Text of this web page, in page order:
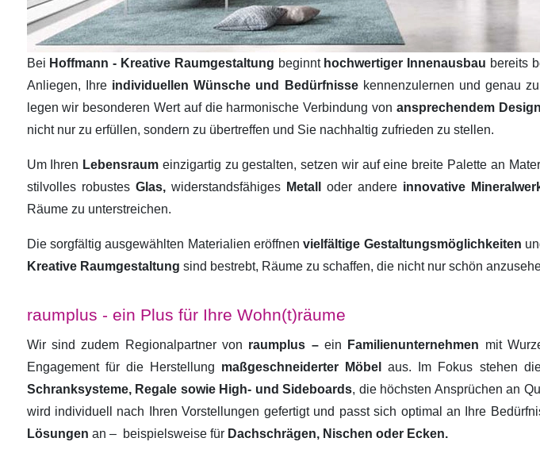
Bei Hoffmann - Kreative Raumgestaltung beginnt hochwertiger Innenausbau bereits
Anliegen, Ihre individuellen Wünsche und Bedürfnisse kennenzulernen und genau
legen wir besonderen Wert auf die harmonische Verbindung von ansprechendem
nicht nur zu erfüllen, sondern zu übertreffen und Sie nachhaltig zufrieden zu stellen.
Um Ihren Lebensraum einzigartig zu gestalten, setzen wir auf eine breite Palette an
stilvolles robustes Glas,widerstandsfähiges Metalloder andere innovative
Räume zu unterstreichen.
Die sorgfältig ausgewählten Materialien eröffnenvielfältige Gestaltungsmöglichkeiten
Kreative Raumgestaltung sind bestrebt, Räume zu schaffen, die nicht nur schön
raumplus - ein Plus für Ihre Wohn(t)räume
Wir sind zudem Regionalpartner von raumplus –ein Familienunternehmen mit
Engagement für die Herstellung maßgeschneiderter Möbelaus. Im Fokus stehen
Schranksysteme, Regale sowie High- und Sideboards, die höchsten Ansprüchen an
wird individuell nach Ihren Vorstellungen gefertigt und passt sich optimal an Ihre
Lösungen an – beispielsweise für Dachschrägen, Nischen oder Ecken.